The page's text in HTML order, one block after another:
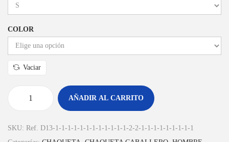
COLOR
Vaciar
AÑADIR AL CARRITO
SKU: Ref. D13-1-1-1-1-1-1-1-1-1-1-1-1-2-2-1-1-1-1-1-1-1-1-1